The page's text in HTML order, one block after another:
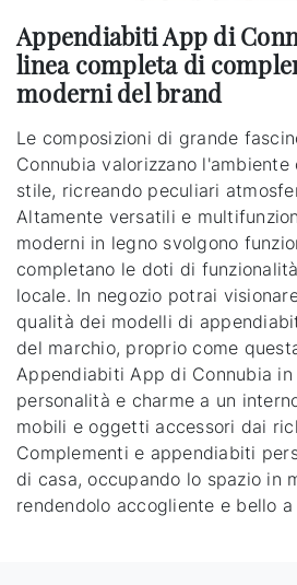
Appendiabiti App di
linea completa di
moderni del brand
Le composizioni di grande
Connubia valorizzano
stile, ricreando peculiari
Altamente versatili e
moderni in legno svolgono
completano le doti di
locale. In negozio potrai
qualità dei modelli di
del marchio, proprio come
Appendiabiti App di Connubia
personalità e charme a un
mobili e oggetti accessori dai
Complementi e appendiabiti
di casa, occupando lo spazio in
rendendolo accogliente e bello a